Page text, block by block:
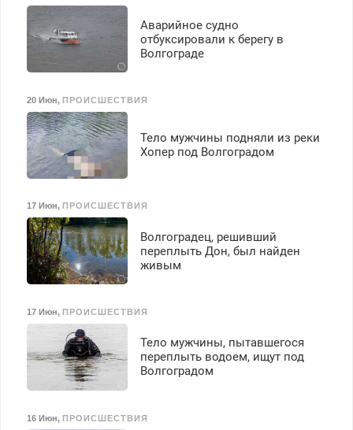
Аварийное судно
отбуксировали к берегу в
Волгограде
20 Июн, ПРОИСШЕСТВИЯ
Тело мужчины подняли из реки
Хопер под Волгоградом
17 Июн, ПРОИСШЕСТВИЯ
Волгоградец, решивший
переплыть Дон, был найден
живым
17 Июн, ПРОИСШЕСТВИЯ
Тело мужчины, пытавшегося
переплыть водоем, ищут под
Волгоградом
16 Июн, ПРОИСШЕСТВИЯ